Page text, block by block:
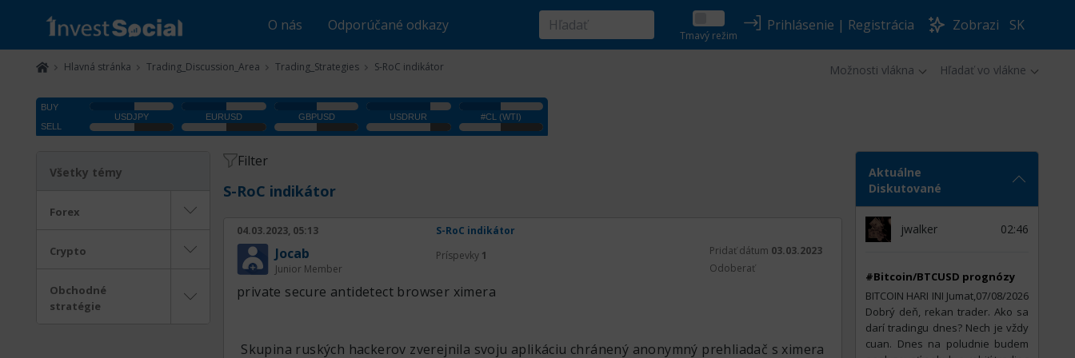
O nás Odporúčané odkazy
Tmavý režim
Prihlásenie | Registrácia Zobrazi SK
Hlavná stránka Trading_Discussion_Area Trading_Strategies S-RoC indikátor Možnosti vlákna Hľadať vo vlákne
Všetky témy
Forex
Crypto
Obchodné
stratégie
Filter
S-RoC indikátor
04.03.2023, 05:13 S-RoC indikátor
Jocab
Junior Member
Príspevky 1 Pridať dátum 03.03.2023
Odoberať
private secure antidetect browser ximera
Skupina ruských hackerov zverejnila svoju aplikáciu chránený anonymný prehliadač s ximera
Aktuálne
Diskutované
jwalker 02:46
#Bitcoin/BTCUSD prognózy
BITCOIN HARI INI Jumat,07/08/2026
Dobrý deň, rekan trader. Ako sa
darí tradingu dnes? Nech je vždy
cuan. Dnes na poludnie budem